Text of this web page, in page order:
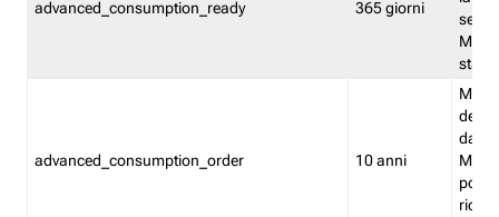
advanced_consumption_ready 365 giorni
stato
advanced_consumption_order 10 anni
delle